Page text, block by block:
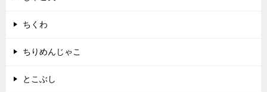
ちくわ
ちりめんじゃこ
とこぶし